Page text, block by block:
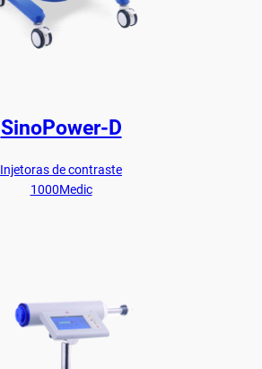
SinoPower-D
Injetoras de contraste
1000Medic